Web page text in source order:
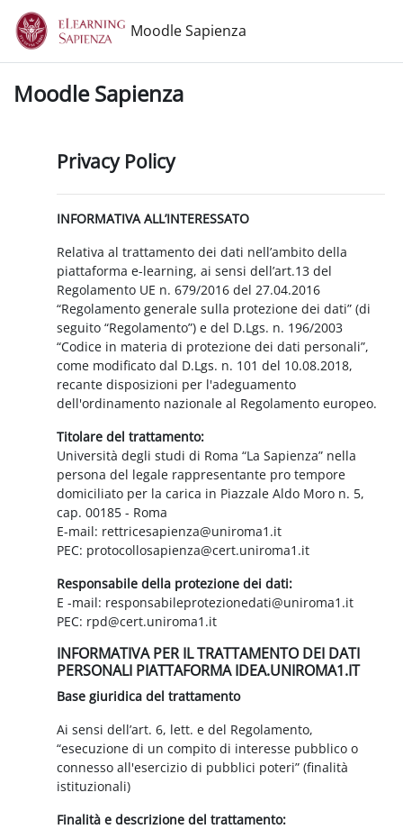
Vai al contenuto principale
Moodle Sapienza
Moodle Sapienza
Privacy Policy
INFORMATIVA ALL’INTERESSATO
Relativa al trattamento dei dati nell’ambito della
piattaforma e-learning, ai sensi dell’art.13 del
Regolamento UE n. 679/2016 del 27.04.2016
“Regolamento generale sulla protezione dei dati” (di
seguito “Regolamento”) e del D.Lgs. n. 196/2003
“Codice in materia di protezione dei dati personali”,
come modificato dal D.Lgs. n. 101 del 10.08.2018,
recante disposizioni per l'adeguamento
dell'ordinamento nazionale al Regolamento europeo.
Titolare del trattamento:
Università degli studi di Roma “La Sapienza” nella
persona del legale rappresentante pro tempore
domiciliato per la carica in Piazzale Aldo Moro n. 5,
cap. 00185 - Roma
E-mail: rettricesapienza@uniroma1.it
PEC: protocollosapienza@cert.uniroma1.it
Responsabile della protezione dei dati:
E -mail: responsabileprotezionedati@uniroma1.it
PEC: rpd@cert.uniroma1.it
INFORMATIVA PER IL TRATTAMENTO DEI DATI
PERSONALI PIATTAFORMA IDEA.UNIROMA1.IT
Base giuridica del trattamento
Ai sensi dell’art. 6, lett. e del Regolamento,
“esecuzione di un compito di interesse pubblico o
connesso all'esercizio di pubblici poteri” (finalità
istituzionali)
Finalità e descrizione del trattamento: